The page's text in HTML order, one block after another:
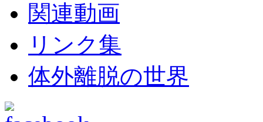
関連動画
リンク集
体外離脱の世界